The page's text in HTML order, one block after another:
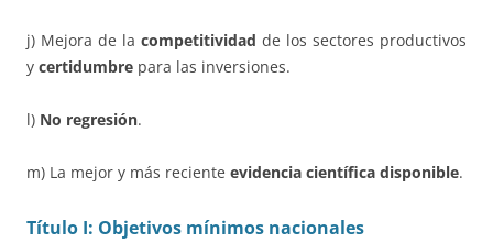
j) Mejora de la competitividad de los sectores productivos
y certidumbre para las inversiones.
l) No regresión.
m) La mejor y más reciente evidencia científica disponible.
Título I: Objetivos mínimos nacionales